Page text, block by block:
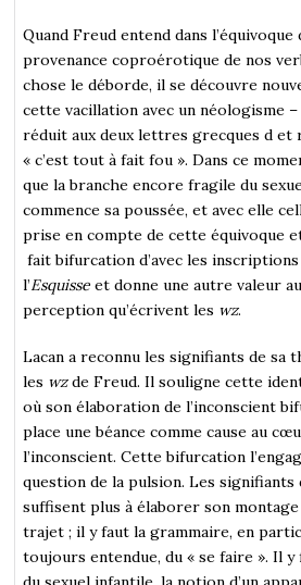
Quand Freud entend dans l’équivoque
provenance coproérotique de nos
chose le déborde, il se découvre
cette vacillation avec un néologisme
réduit aux deux lettres grecques d et
« c’est tout à fait fou ». Dans ce
que la branche encore fragile du
commence sa poussée, et avec elle
prise en compte de cette équivoque
fait bifurcation d’avec les
l’Esquisse et donne une autre valeur
perception qu’écrivent les wz.
Lacan a reconnu les signifiants de sa
les wzde Freud. Il souligne cette
où son élaboration de l’inconscient
place une béance comme cause au
l’inconscient. Cette bifurcation
question de la pulsion. Les signifiants
suffisent plus à élaborer son
trajet ; il y faut la grammaire, en
toujours entendue, du « se faire ». Il